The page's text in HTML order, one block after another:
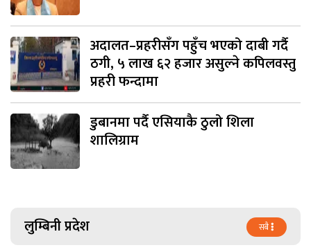
अदालत–प्रहरीसँग पहुँच भएको दाबी गर्दै
ठगी, ५ लाख ६२ हजार असुल्ने कपिलवस्तु
प्रहरी फन्दामा
डुबानमा पर्दै एसियाकै ठुलो शिला
शालिग्राम
लुम्बिनी प्रदेश सबै